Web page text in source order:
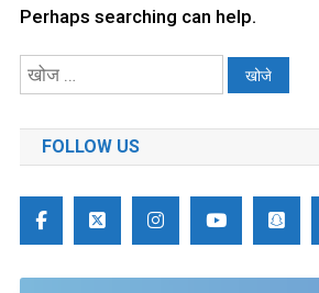
Perhaps searching can help.
निम्न
खोजें:FOLLOW US